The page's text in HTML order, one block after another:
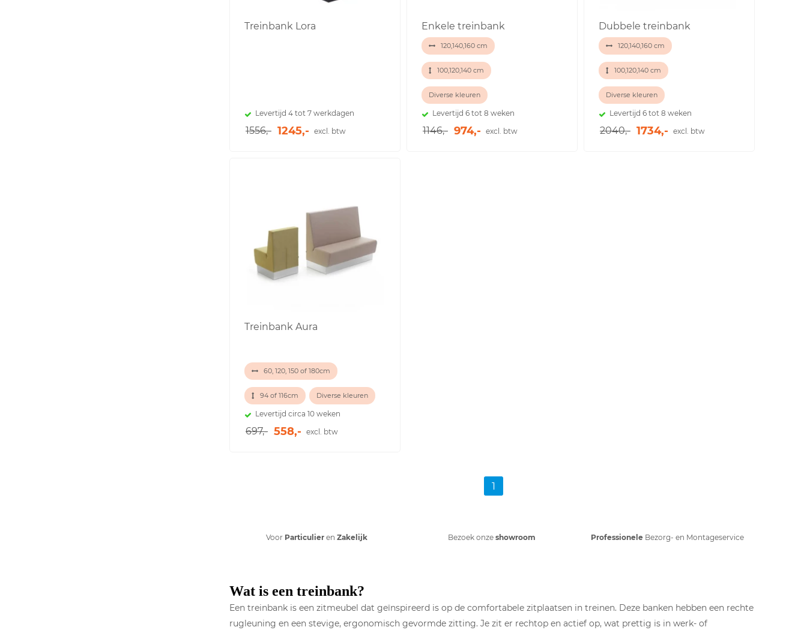
Treinbank Lora
Levertijd 4 tot 7 werkdagen
1556,- 1245,- excl. btw
Enkele treinbank
120,140,160 cm
100,120,140 cm
Diverse kleuren
Levertijd 6 tot 8 weken
1146,- 974,- excl. btw
Dubbele treinbank
120,140,160 cm
100,120,140 cm
Diverse kleuren
Levertijd 6 tot 8 weken
2040,- 1734,- excl. btw
Treinbank Aura
60, 120, 150 of 180cm
94 of 116cm Diverse kleuren
Levertijd circa 10 weken
697,- 558,- excl. btw
1
Voor ParticulierenZakelijk Bezoek onzeshowroom ProfessioneleBezorg- en Montageservice
Wat is een treinbank?
Een treinbank is een zitmeubel dat geïnspireerd is op de comfortabele zitplaatsen in treinen. Deze banken hebben een rechte
rugleuning en een stevige, ergonomisch gevormde zitting. Je zit er rechtop en actief op, wat prettig is in werk- of